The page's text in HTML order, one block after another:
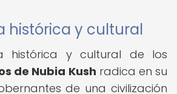
histórica y cultural
histórica y cultural de los
de Nubia Kush radica en su
de una civilización